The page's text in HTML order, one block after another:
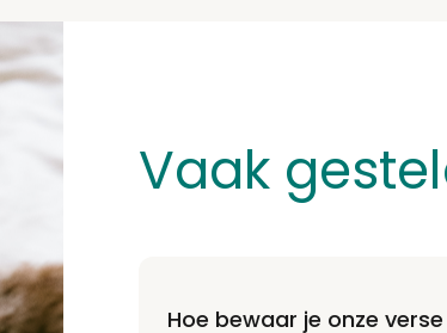
Vaak
Hoe bewaar je onze